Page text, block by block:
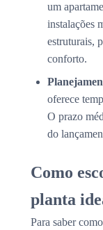
um
instalações
estruturais,
conforto.
oferece
O prazo
do
Como
planta
Para saber